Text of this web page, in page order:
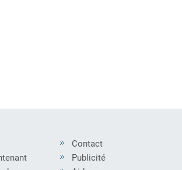
Contact
Publicité